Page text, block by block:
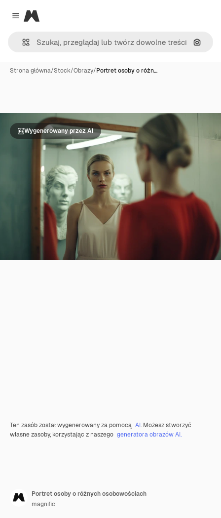
Close menu
Magnific
Szukaj
Strona główna/Stock/Obrazy/Portret osoby o różn…
Wygenerowany przez AI
Ten zasób został wygenerowany za pomocą AI. Możesz stworzyć
własne zasoby, korzystając z naszego generatora obrazów AI.
Portret osoby o różnych osobowościach
magnific